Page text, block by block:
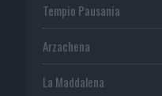
Tempio Pausania
Arzachena
La Maddalena